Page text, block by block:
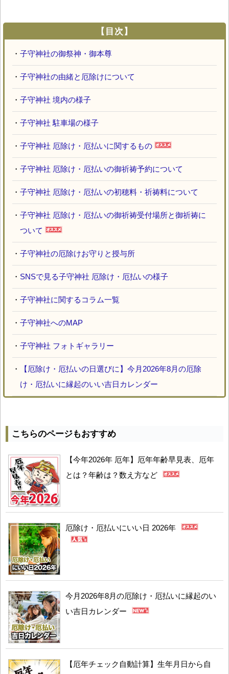
【目次】
・ 子守神社の御祭神・御本尊
・ 子守神社の由緒と厄除けについて
・ 子守神社 境内の様子
・ 子守神社 駐車場の様子
・ 子守神社 厄除け・厄払いに関するもの
・ 子守神社 厄除け・厄払いの御祈祷予約について
・ 子守神社 厄除け・厄払いの初穂料・祈祷料について
・ 子守神社 厄除け・厄払いの御祈祷受付場所と御祈祷に
ついて
・ 子守神社の厄除けお守りと授与所
・ SNSで見る子守神社 厄除け・厄払いの様子
・ 子守神社に関するコラム一覧
・ 子守神社へのMAP
・ 子守神社 フォトギャラリー
・
【厄除け・厄払いの日選びに】今月2026年8月の厄除
け・厄払いに縁起のいい吉日カレンダー
こちらのページもおすすめ
【今年2026年 厄年】厄年年齢早見表、厄年
とは？年齢は？数え方など
厄除け・厄払いにいい日 2026年
今月2026年8月の厄除け・厄払いに縁起のい
い吉日カレンダー
【厄年チェック自動計算】生年月日から自